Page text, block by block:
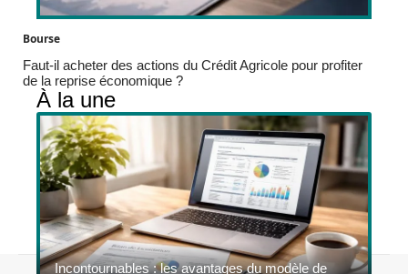
Bourse
Faut-il acheter des actions du Crédit Agricole pour profiter
de la reprise économique ?
À la une
Incontournables : les avantages du modèle de